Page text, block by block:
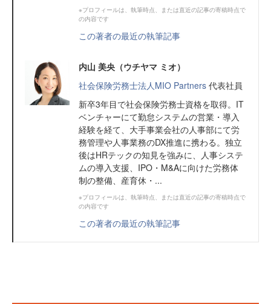
※プロフィールは、執筆時点、または直近の記事の寄稿時点で
の内容です
この著者の最近の執筆記事
内山 美央（ウチヤマ ミオ）
社会保険労務士法人MIO Partners 代表社員
新卒3年目で社会保険労務士資格を取得。IT
ベンチャーにて勤怠システムの営業・導入
経験を経て、大手事業会社の人事部にて労
務管理や人事業務のDX推進に携わる。独立
後はHRテックの知見を強みに、人事システ
ムの導入支援、IPO・M&Aに向けた労務体
制の整備、産育休・...
※プロフィールは、執筆時点、または直近の記事の寄稿時点で
の内容です
この著者の最近の執筆記事